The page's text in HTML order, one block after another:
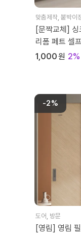
맞춤제작 ,붙박이
[문짝교체] 싱
리폼 페트 셀
1,000원 2%
-2%
도어 방문
[영림] 영림